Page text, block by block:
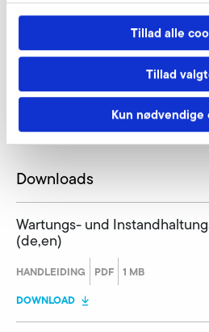
Tillad alle
Tillad
Kun nødvendige
Download
Downloads
Wartungs- und
(de,en)
HANDLEIDING PDF 1 MB
DOWNLOAD